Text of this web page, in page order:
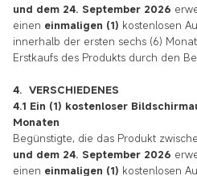
und dem 24. September 2026
einen einmaligen (1) kostenlosen
innerhalb der ersten sechs (6)
Erstkaufs des Produkts durch den
4. VERSCHIEDENES
4.1 Ein (1) kostenloser
Monaten
Begünstigte, die das Produkt
und dem 24. September 2026
einen einmaligen (1) kostenlosen